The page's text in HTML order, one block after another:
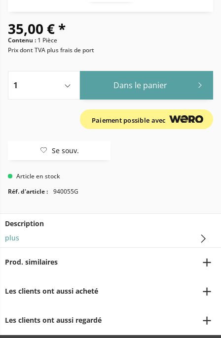
35,00 € *
Contenu : 1 Pièce
Prix dont TVA plus frais de port
Dans le panier
Paiement possible avec
Se souv.
Article en stock
Réf. d'article :
940055G
Description
plus
Prod. similaires
Les clients ont aussi acheté
Les clients ont aussi regardé